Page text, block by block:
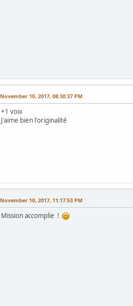
November 10, 2017, 08:30:37 PM
+1 voix
J'aime bien l'originalité
November 10, 2017, 11:17:53 PM
Mission accomplie !